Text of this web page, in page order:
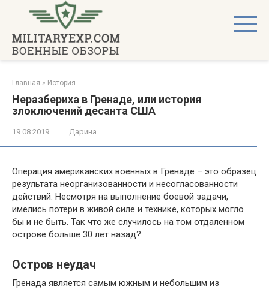
контенту
Главная » История
Неразбериха в Гренаде, или история
злоключений десанта США
19.08.2019 Дарина
Операция американских военных в Гренаде – это образец
результата неорганизованности и несогласованности
действий. Несмотря на выполнение боевой задачи,
имелись потери в живой силе и технике, которых могло
бы и не быть. Так что же случилось на том отдаленном
острове больше 30 лет назад?
Остров неудач
Гренада является самым южным и небольшим из